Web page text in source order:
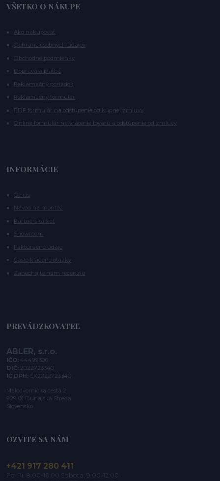
VŠETKO O NÁKUPE
Ako nakupovať
Ochrana osobných údajov
Obchodné podmienky
Doprava a platba
Reklamačný poriadok
Reklamačný formulár
PDF formulár na odstúpenie od kúpnej zmluvy
Online formulár na vrátenie tovaru a odstúpenie od zmluvy
INFORMÁCIE
O nás
Návod na montáž
Partnerská sieť
Showroom
Faktúračné údaje
Často kladené otázky
Zanechajte nám recenziu
PREVÁDZKOVATEĽ
ABLER, s.r.o.
IČO: 44499396
DIČ: 2022723340
IČ DPH: SK2022723340
Malodvornícka cesta 2
929 01 Dunajská Streda
Slovensko
OZVITE SA NÁM
+421 917 280 411
Po-Pi: 8:00-16:00 Sobota: 9:00-12:00